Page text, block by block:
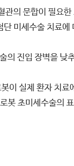
의 문합이 필요
미세수술 치료
진입 장벽을
이 실제 환자 치
봇 초미세수술의